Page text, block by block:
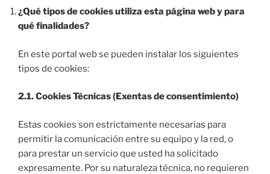
¿Qué tipos de cookies utiliza esta página web y para
qué finalidades?
En este portal web se pueden instalar los siguientes
tipos de cookies:
2.1. Cookies Técnicas (Exentas de consentimiento)
Estas cookies son estrictamente necesarias para
permitir la comunicación entre su equipo y la red, o
para prestar un servicio que usted ha solicitado
expresamente. Por su naturaleza técnica, no requieren